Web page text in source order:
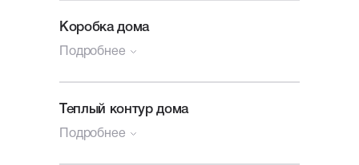
Коробка дома
Подробнее
Генплан участка
Посадка и разметка дома
Теплый контур дома
Подробнее